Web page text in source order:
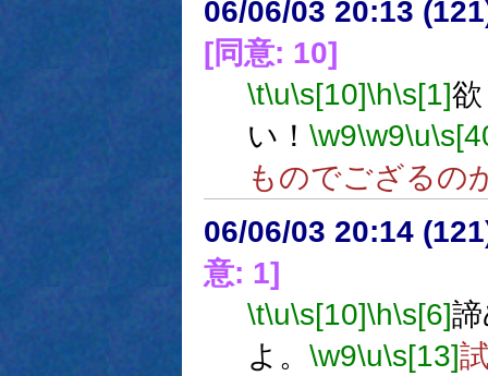
06/06/03 20:13
[同意: 10]
\t\u\s[10]\h\s[1]
い！ \w9\w9\u
ものでござるの
06/06/03 20:14
意: 1]
\t\u\s[10]\h\s[6]
よ。 \w9\u\s[13]